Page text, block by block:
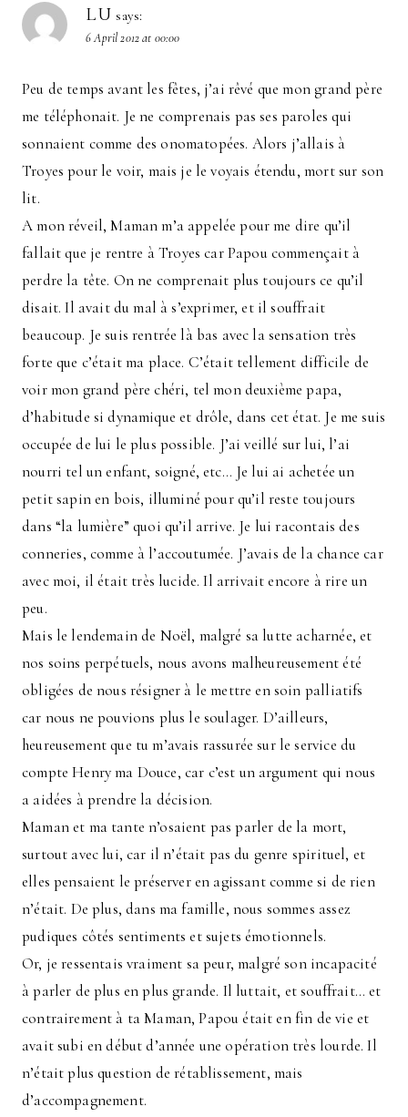
LU says:
6 April 2012 at 00:00
Peu de temps avant les fêtes, j’ai rêvé que mon grand père
me téléphonait. Je ne comprenais pas ses paroles qui
sonnaient comme des onomatopées. Alors j’allais à
Troyes pour le voir, mais je le voyais étendu, mort sur son
lit.
A mon réveil, Maman m’a appelée pour me dire qu’il
fallait que je rentre à Troyes car Papou commençait à
perdre la tête. On ne comprenait plus toujours ce qu’il
disait. Il avait du mal à s’exprimer, et il souffrait
beaucoup. Je suis rentrée là bas avec la sensation très
forte que c’était ma place. C’était tellement difficile de
voir mon grand père chéri, tel mon deuxième papa,
d’habitude si dynamique et drôle, dans cet état. Je me suis
occupée de lui le plus possible. J’ai veillé sur lui, l’ai
nourri tel un enfant, soigné, etc… Je lui ai achetée un
petit sapin en bois, illuminé pour qu’il reste toujours
dans “la lumière” quoi qu’il arrive. Je lui racontais des
conneries, comme à l’accoutumée. J’avais de la chance car
avec moi, il était très lucide. Il arrivait encore à rire un
peu.
Mais le lendemain de Noël, malgré sa lutte acharnée, et
nos soins perpétuels, nous avons malheureusement été
obligées de nous résigner à le mettre en soin palliatifs
car nous ne pouvions plus le soulager. D’ailleurs,
heureusement que tu m’avais rassurée sur le service du
compte Henry ma Douce, car c’est un argument qui nous
a aidées à prendre la décision.
Maman et ma tante n’osaient pas parler de la mort,
surtout avec lui, car il n’était pas du genre spirituel, et
elles pensaient le préserver en agissant comme si de rien
n’était. De plus, dans ma famille, nous sommes assez
pudiques côtés sentiments et sujets émotionnels.
Or, je ressentais vraiment sa peur, malgré son incapacité
à parler de plus en plus grande. Il luttait, et souffrait… et
contrairement à ta Maman, Papou était en fin de vie et
avait subi en début d’année une opération très lourde. Il
n’était plus question de rétablissement, mais
d’accompagnement.